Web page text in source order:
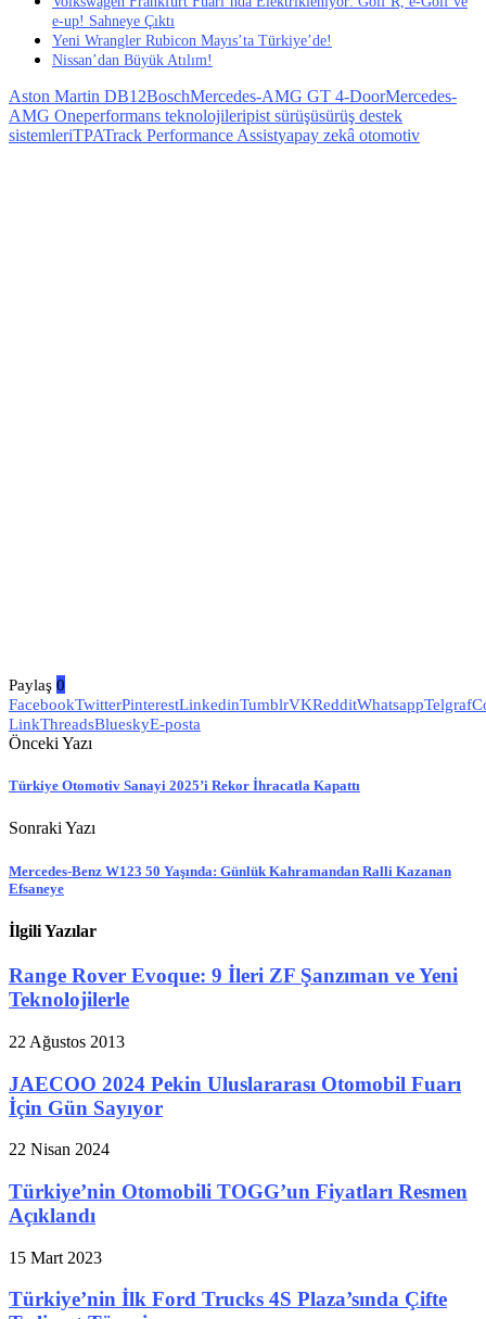
e-up! Sahneye Çıktı
Yeni Wrangler Rubicon Mayıs’ta Türkiye’de!
Nissan’dan Büyük Atılım!
Aston Martin DB12BoschMercedes-AMG GT 4-DoorMercedes-
AMG Oneperformans teknolojileripist sürüşüsürüş destek
sistemleriTPATrack Performance Assistyapay zekâ otomotiv
Paylaş 0
FacebookTwitterPinterestLinkedinTumblrVKRedditWhatsappTelgraf
LinkThreadsBlueskyE-posta
Önceki Yazı
Türkiye Otomotiv Sanayi 2025’i Rekor İhracatla Kapattı
Sonraki Yazı
Mercedes-Benz W123 50 Yaşında: Günlük Kahramandan Ralli Kazanan
Efsaneye
İlgili Yazılar
Range Rover Evoque: 9 İleri ZF Şanzıman ve Yeni
Teknolojilerle
22 Ağustos 2013
JAECOO 2024 Pekin Uluslararası Otomobil Fuarı
İçin Gün Sayıyor
22 Nisan 2024
Türkiye’nin Otomobili TOGG’un Fiyatları Resmen
Açıklandı
15 Mart 2023
Türkiye’nin İlk Ford Trucks 4S Plaza’sında Çifte